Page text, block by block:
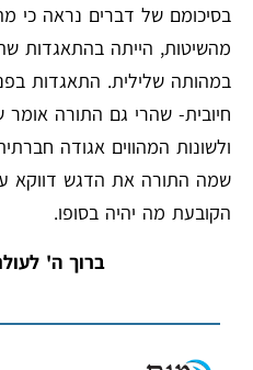
בסיכומם של דברים נראה כי
מהשיטות, הייתה בהתאגדות
במהותה שלילית. התאגדות
חיובית- שהרי גם התורה אומר
ולשונות המהווים אגודה
שמה התורה את הדגש דווקא
הקובעת מה יהיה בסופו.
ברוך ה'